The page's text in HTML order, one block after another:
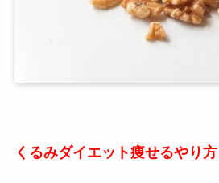
くるみダイエット痩せるやり方